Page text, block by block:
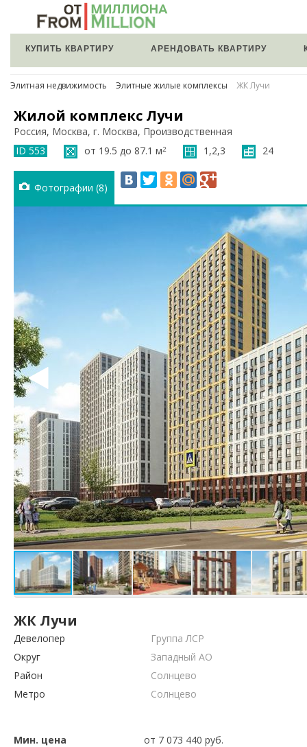
КУПИТЬ КВАРТИРУ АРЕНДОВАТЬ КВАРТИРУ
Элитная недвижимость Элитные жилые комплексы ЖК Лучи
Жилой комплекс Лучи
Россия, Москва, г. Москва, Производственная
ID 553
от 19.5 до 87.1 м2 1,2,3 24
Фотографии (8)
ЖК Лучи
Девелопер
Группа ЛСР
Округ
Западный АО
Район
Солнцево
Метро
Солнцево
Мин. цена
от 7 073 440 руб.